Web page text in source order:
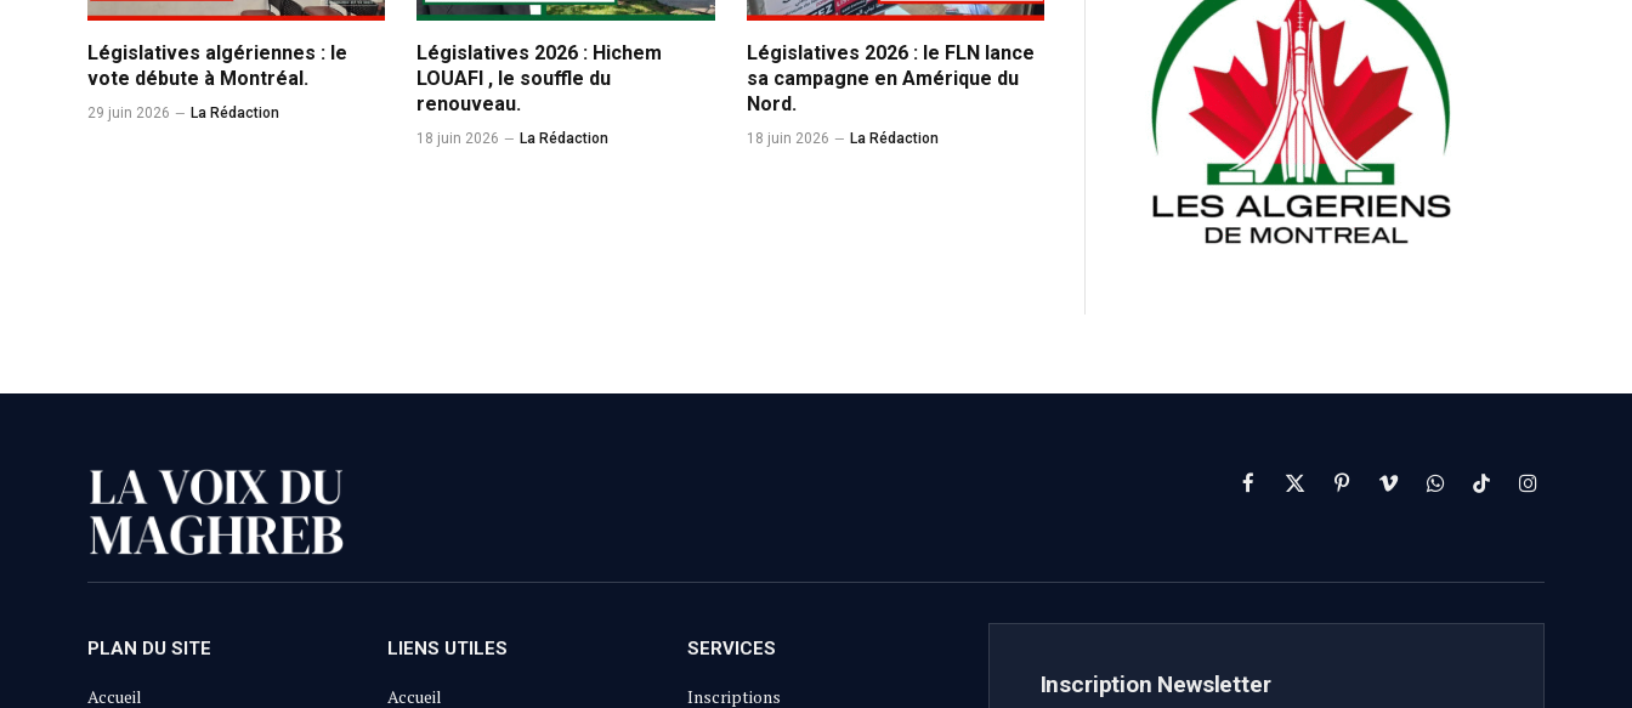
Législatives algériennes : le
vote débute à Montréal.
29 juin 2026 La Rédaction
Législatives 2026 : Hichem
LOUAFI , le souffle du
renouveau.
18 juin 2026 La Rédaction
Législatives 2026 : le FLN lance
sa campagne en Amérique du
Nord.
18 juin 2026 La Rédaction
Facebook
X
PinterestVimeoWhatsAppTikTokInstagram
PLAN DU SITE
Accueil
LIENS UTILES
Accueil
SERVICES
Inscriptions Inscription Newsletter